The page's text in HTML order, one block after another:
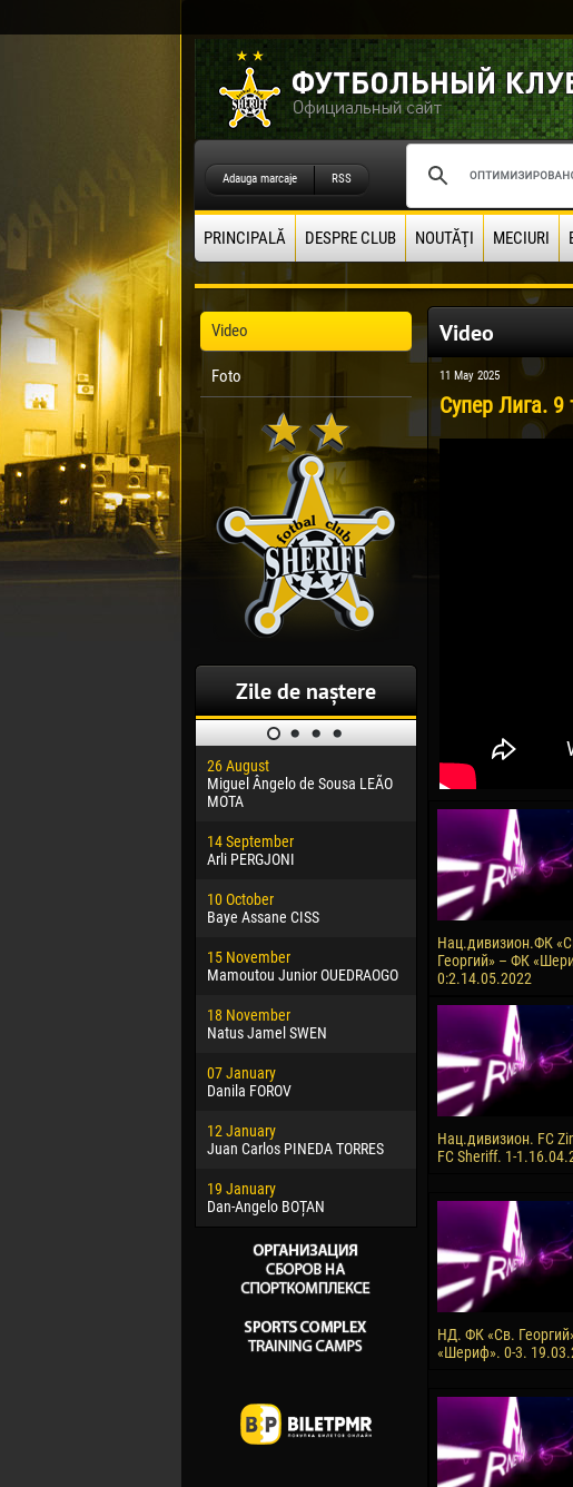
Adauga marcaje RSS
PRINCIPALĂ DESPRE CLUB NOUTĂŢI MECIURI
Video
Foto
Zile de naștere
26 August
Miguel Ângelo de Sousa LEÃO
MOTA
14 September
Arli PERGJONI
10 October
Baye Assane CISS
15 November
Mamoutou Junior OUEDRAOGO
18 November
Natus Jamel SWEN
07 January
Danila FOROV
12 January
Juan Carlos PINEDA TORRES
19 January
Dan-Angelo BOȚAN
30 January
Dhoraso Moreo KLAS
24 February
Vladislav COSTIN
02 March
Veaceslav COZMA
09 March
Emmanuel AFETSE
Jayder Moreno
22 March
Samba KONÉ
26 March
Vitor Hugo Morais de
Video
11 May 2025
Супер Лига. 9
Нац.дивизион.ФК
Георгий» – ФК
0:2.14.05.2022
Нац.дивизион. FC
FC Sheriff. 1-
НД. ФК «Св.
«Шериф». 0-3.